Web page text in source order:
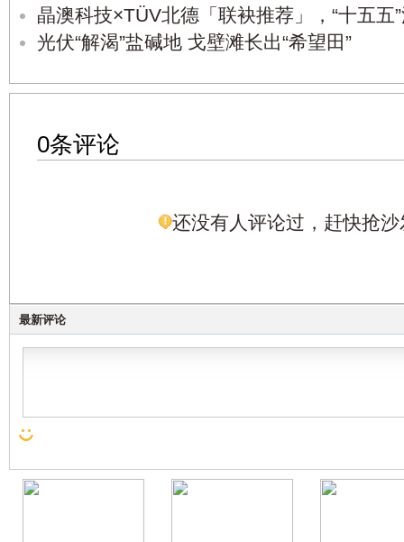
晶澳科技×TÜV北德「联袂推荐」，“十五五
光伏“解渴”盐碱地 戈壁滩长出“希望田”
0条评论
还没有人评论过，赶快抢沙
最新评论